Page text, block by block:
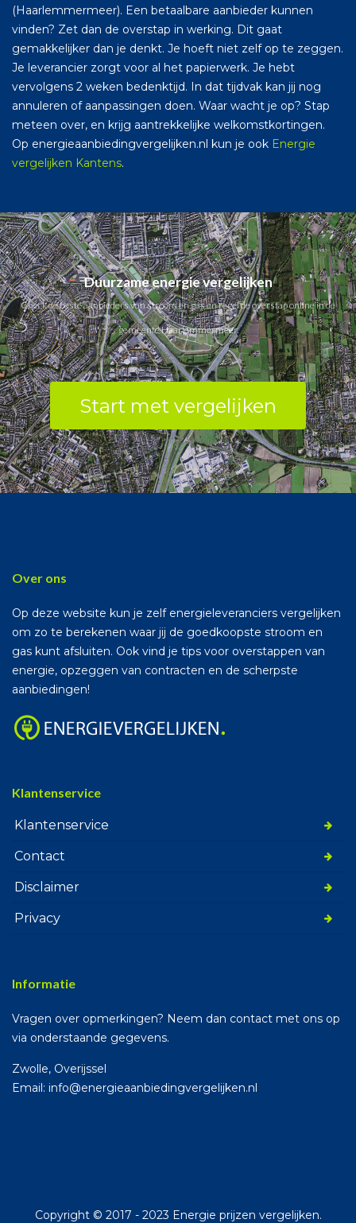
(Haarlemmermeer). Een betaalbare aanbieder kunnen
vinden? Zet dan de overstap in werking. Dit gaat
gemakkelijker dan je denkt. Je hoeft niet zelf op te zeggen.
Je leverancier zorgt voor al het papierwerk. Je hebt
vervolgens 2 weken bedenktijd. In dat tijdvak kan jij nog
annuleren of aanpassingen doen. Waar wacht je op? Stap
meteen over, en krijg aantrekkelijke welkomstkortingen.
Op energieaanbiedingvergelijken.nl kun je ook Energie
vergelijken Kantens.
Duurzame energie vergelijken
Check de beste aanbieders van stroom en gas en regel de overstap online in de
gemeente Haarlemmermeer.
Start met vergelijken
Over ons
Op deze website kun je zelf energieleveranciers vergelijken
om zo te berekenen waar jij de goedkoopste stroom en
gas kunt afsluiten. Ook vind je tips voor overstappen van
energie, opzeggen van contracten en de scherpste
aanbiedingen!
Klantenservice
Klantenservice
Contact
Disclaimer
Privacy
Informatie
Vragen over opmerkingen? Neem dan contact met ons op
via onderstaande gegevens.
Zwolle, Overijssel
Email: info@energieaanbiedingvergelijken.nl
Copyright © 2017 - 2023 Energie prijzen vergelijken.